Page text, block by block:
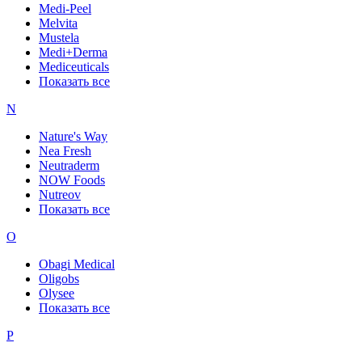
Medi-Peel
Melvita
Mustela
Medi+Derma
Mediceuticals
Показать все
N
Nature's Way
Nea Fresh
Neutraderm
NOW Foods
Nutreov
Показать все
O
Obagi Medical
Oligobs
Olysee
Показать все
P